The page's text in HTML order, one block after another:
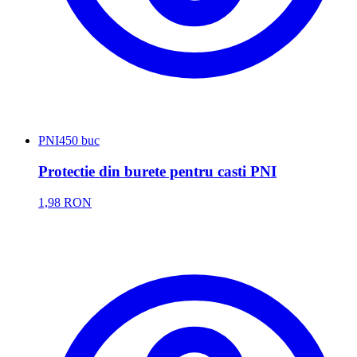
PNI450 buc
Protectie din burete pentru casti PNI
1,98 RON